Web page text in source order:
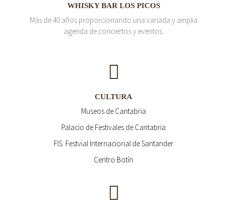
WHISKY BAR LOS PICOS
Más de 40 años proporcionando una variada y amplia
agenda de conciertos y eventos.
CULTURA
Museos de Cantabria
Palacio de Festivales de Cantabria
FIS. Festvial Internacional de Santander
Centro Botín